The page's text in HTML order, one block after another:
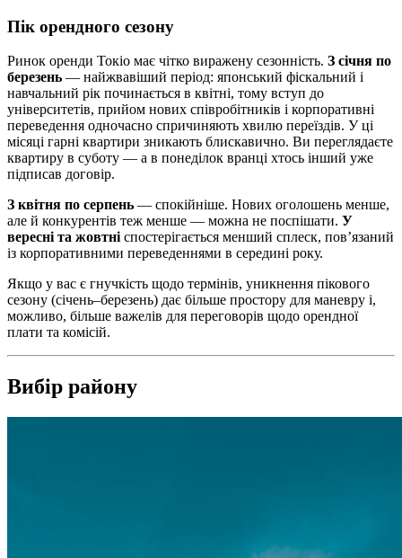
Пік орендного сезону
Ринок оренди Токіо має чітко виражену сезонність. З січня по
березень — найжвавіший період: японський фіскальний і
навчальний рік починається в квітні, тому вступ до
університетів, прийом нових співробітників і корпоративні
переведення одночасно спричиняють хвилю переїздів. У ці
місяці гарні квартири зникають блискавично. Ви переглядаєте
квартиру в суботу — а в понеділок вранці хтось інший уже
підписав договір.
З квітня по серпень — спокійніше. Нових оголошень менше,
але й конкурентів теж менше — можна не поспішати. У
вересні та жовтні спостерігається менший сплеск, пов’язаний
із корпоративними переведеннями в середині року.
Якщо у вас є гнучкість щодо термінів, уникнення пікового
сезону (січень–березень) дає більше простору для маневру і,
можливо, більше важелів для переговорів щодо орендної
плати та комісій.
Вибір району